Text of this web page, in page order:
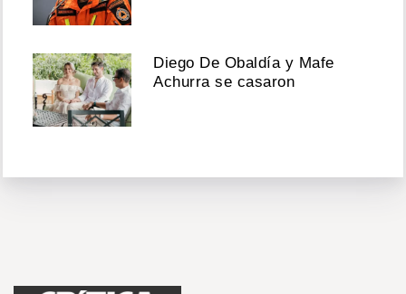
Diego De Obaldía y Mafe
Achurra se casaron